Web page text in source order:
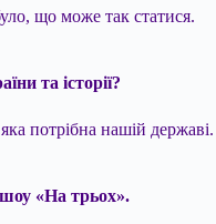
що може так статися.
та історії?
потрібна нашій державі.
шоу «На трьох».